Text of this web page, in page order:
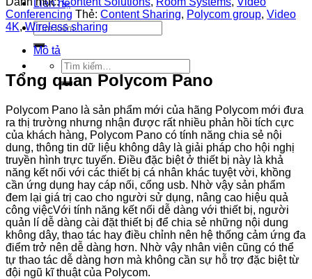
Liên hệ
Tìm
kiếm:
Tìm
kiếm:
Conferencing Thẻ: Content Sharing, Polycom group, Video
4K,Wireless sharing
Mô tả
Tổng quan Polycom Pano
Polycom Pano là sản phẩm mới của hãng Polycom mới đưa
ra thị trường nhưng nhận được rất nhiều phản hồi tích cực
của khách hàng, Polycom Pano có tính năng chia sẻ nội
dung, thông tin dữ liệu không dây là giải pháp cho hội nghị
truyền hình trực tuyến. Điều đặc biệt ở thiết bị này là khả
năng kết nối với các thiết bị cá nhân khác tuyệt vời, khồng
cần ứng dụng hay cáp nối, cổng usb. Nhờ vậy sản phẩm
đem lại giá trị cao cho người sử dụng, nâng cao hiệu quả
công việcVới tính năng kết nối dễ dàng với thiết bị, người
quản lí dễ dàng cài đặt thiết bị để chia sẻ những nội dung
không dây, thao tác hay điều chỉnh nên hệ thống cảm ứng đa
điểm trở nên dễ dàng hơn. Nhờ vậy nhân viên cũng có thể
tự thao tác dễ dàng hơn mà không cần sự hỗ trợ đặc biệt từ
đội ngũ kĩ thuật của Polycom.